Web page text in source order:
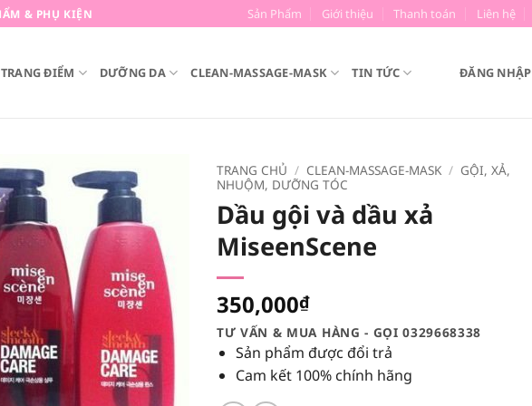
& PHỤ KIỆN Sản Phẩm Giới thiệu Thanh toán Liên hệ
TRANG ĐIỂM DƯỠNG DA CLEAN-MASSAGE-MASK TIN TỨC ĐĂNG NHẬP
TRANG CHỦ / CLEAN-MASSAGE-MASK / GỘI, XẢ,
NHUỘM, DƯỠNG TÓC
Dầu gội và dầu xả
MiseenScene
350,000₫
TƯ VẤN & MUA HÀNG - GỌI 0329668338
Sản phẩm được đổi trả
Cam kết 100% chính hãng